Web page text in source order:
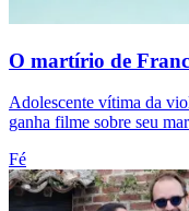
O martírio de
Adolescente vítima da
ganha filme sobre seu
Fé